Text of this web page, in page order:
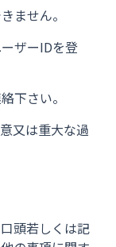
ません。
ザーIDを登
下さい。
又は重大な過
頭若しくは記